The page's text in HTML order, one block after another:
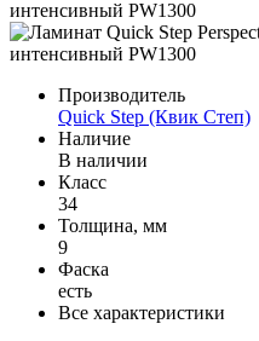
Производитель
Quick Step (Квик Степ)
Наличие
В наличии
Класс
34
Толщина, мм
9
Фаска
есть
Все характеристики